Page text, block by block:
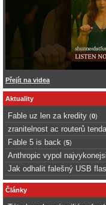
Přejít na videa
Aktuality
Fable uz len za kredity (0)
zranitelnost ac routerů tenda
Fable 5 is back (5)
Anthropic vypol
Jak odhalit falešný USB
Články